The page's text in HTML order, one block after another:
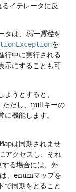
るイテレータに反
タは、 弱一貫性を
を
行中に実行される
示にすることも可
うとすると、
ただし、nullキーの
機能します。
は同期されませ
アクセスし、それ
する場合には、外
、enumマップを
で同期をとること